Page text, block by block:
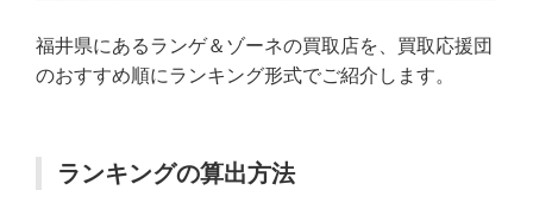
福井県にあるランゲ＆ゾーネの買取店を、買取応援団
のおすすめ順にランキング形式でご紹介します。
ランキングの算出方法